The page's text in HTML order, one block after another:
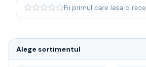
Blanded Japanese
Canadian
Rom
Vodka
Fii primul care lasa o
Alege sortimentul